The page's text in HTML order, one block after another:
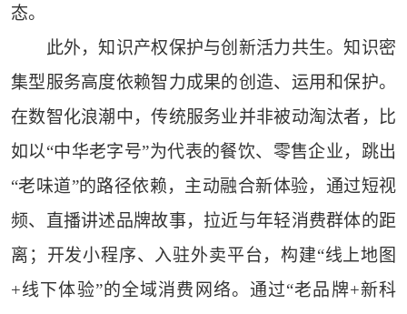
态。
此外，知识产权保护与创新活力共生。知识密
集型服务高度依赖智力成果的创造、运用和保护。
在数智化浪潮中，传统服务业并非被动淘汰者，比
如以“中华老字号”为代表的餐饮、零售企业，跳出
“老味道”的路径依赖，主动融合新体验，通过短视
频、直播讲述品牌故事，拉近与年轻消费群体的距
离；开发小程序、入驻外卖平台，构建“线上地图
+线下体验”的全域消费网络。通过“老品牌+新科